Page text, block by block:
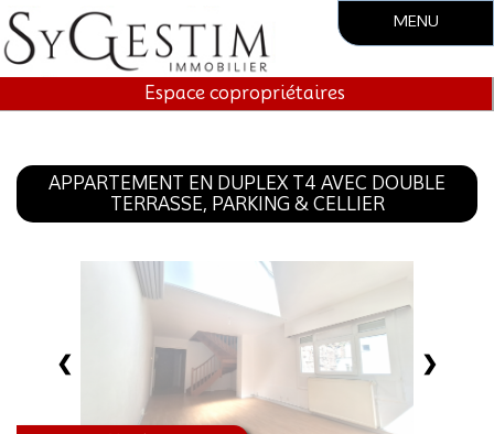
Espace copropriétaires
MENU
Vente
Location
Contact
APPARTEMENT EN DUPLEX T4 AVEC DOUBLE
TERRASSE, PARKING & CELLIER
❮ ❯